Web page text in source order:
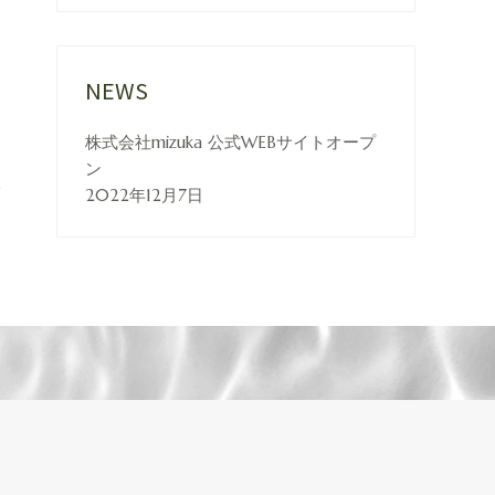
NEWS
株式会社mizuka 公式WEBサイトオープ
ン
2022年12月7日